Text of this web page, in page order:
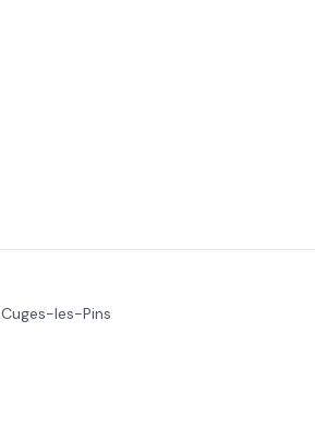
Cuges-les-Pins